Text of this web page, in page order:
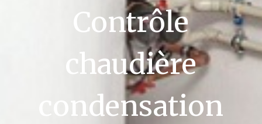
Contrôle
chaudière
condensation